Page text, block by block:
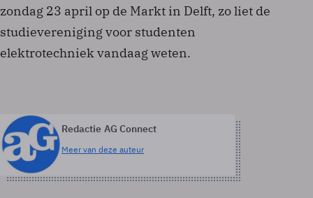
zondag 23 april op de Markt in Delft, zo liet de
studievereniging voor studenten
elektrotechniek vandaag weten.
Redactie AG Connect
Meer van deze auteur